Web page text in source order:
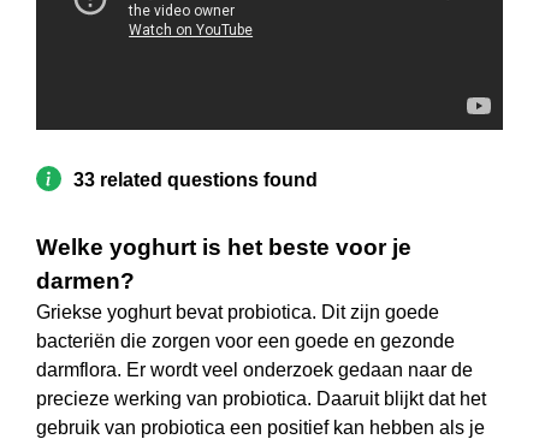
33 related questions found
Welke yoghurt is het beste voor je
darmen?
Griekse yoghurt bevat probiotica. Dit zijn goede
bacteriën die zorgen voor een goede en gezonde
darmflora. Er wordt veel onderzoek gedaan naar de
precieze werking van probiotica. Daaruit blijkt dat het
gebruik van probiotica een positief kan hebben als je